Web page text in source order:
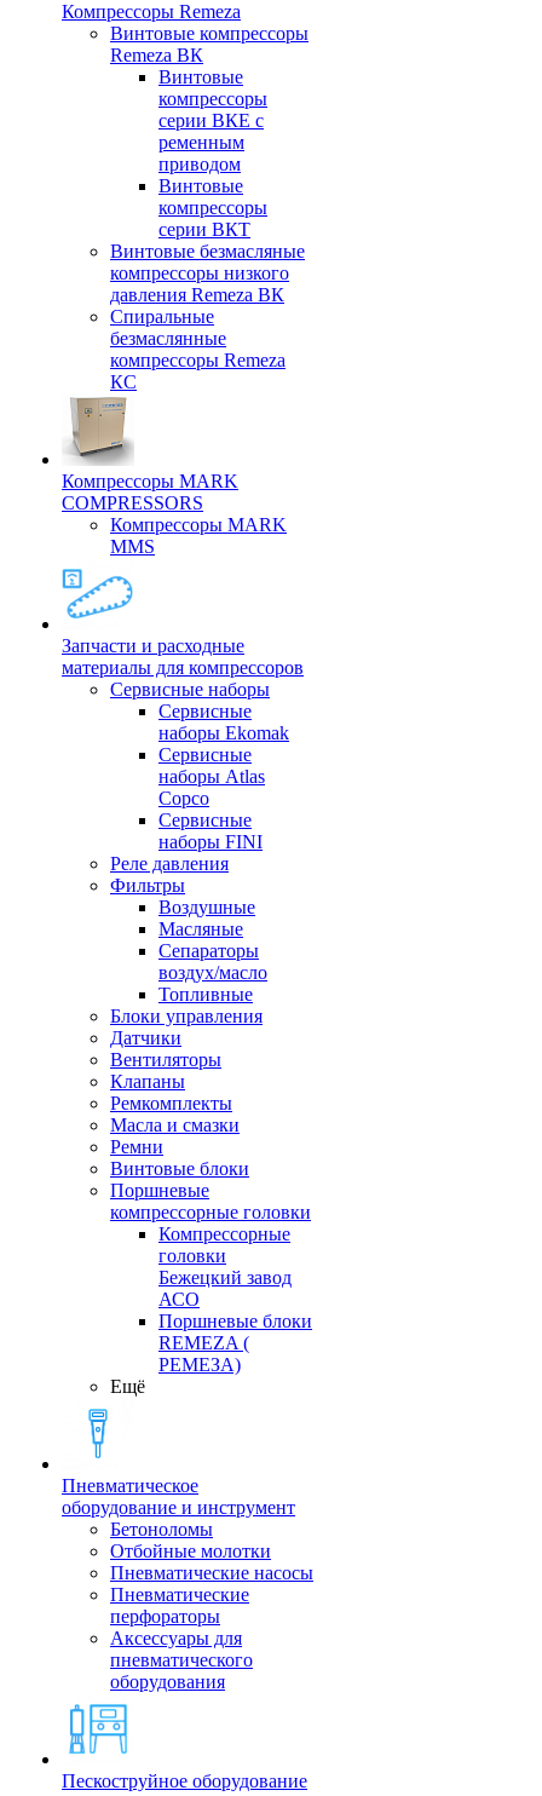
Компрессоры Remeza
Винтовые компрессоры
Remeza ВК
Винтовые
компрессоры
серии ВКЕ с
ременным
приводом
Винтовые
компрессоры
серии ВКТ
Винтовые безмасляные
компрессоры низкого
давления Remeza ВК
Спиральные
безмаслянные
компрессоры Remeza
КС
Компрессоры MARK
COMPRESSORS
Компрессоры MARK
MMS
Запчасти и расходные
материалы для компрессоров
Cервисные наборы
Сервисные
наборы Ekomak
Cервисные
наборы Atlas
Copco
Сервисные
наборы FINI
Реле давления
Фильтры
Воздушные
Масляные
Сепараторы
воздух/масло
Топливные
Блоки управления
Датчики
Вентиляторы
Клапаны
Ремкомплекты
Масла и смазки
Ремни
Винтовые блоки
Поршневые
компрессорные головки
Компрессорные
головки
Бежецкий завод
АСО
Поршневые блоки
REMEZA (
РЕМЕЗА)
Ещё
Пневматическое
оборудование и инструмент
Бетоноломы
Отбойные молотки
Пневматические насосы
Пневматические
перфораторы
Аксессуары для
пневматического
оборудования
Пескоструйное оборудование